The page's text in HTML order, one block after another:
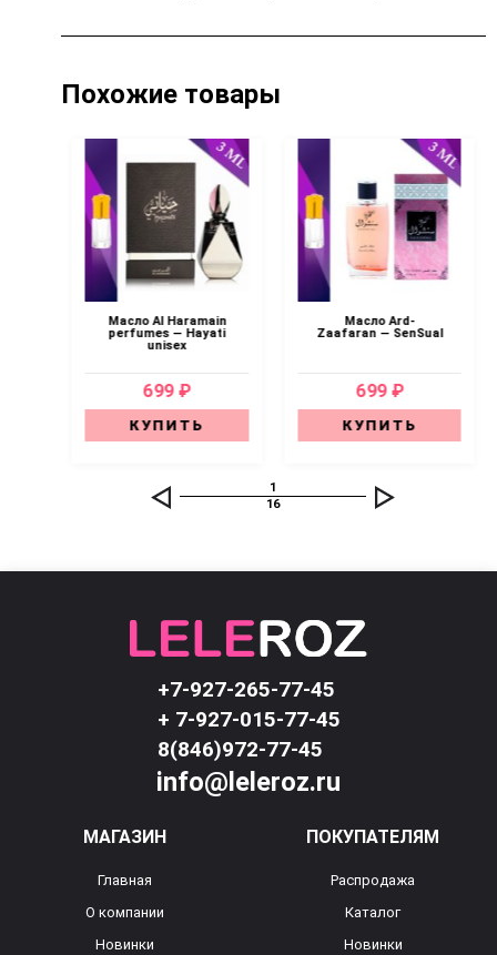
Похожие товары
Масло Al Haramain
perfumes — Hayati
unisex
699 ₽
КУПИТЬ
Масло Ard-
Zaafaran — SenSual
699 ₽
КУПИТЬ
1
16
+7-927-265-77-45
+ 7-927-015-77-45
8(846)972-77-45
info@leleroz.ru
МАГАЗИН
Главная
О компании
Новинки
ПОКУПАТЕЛЯМ
Распродажа
Каталог
Новинки